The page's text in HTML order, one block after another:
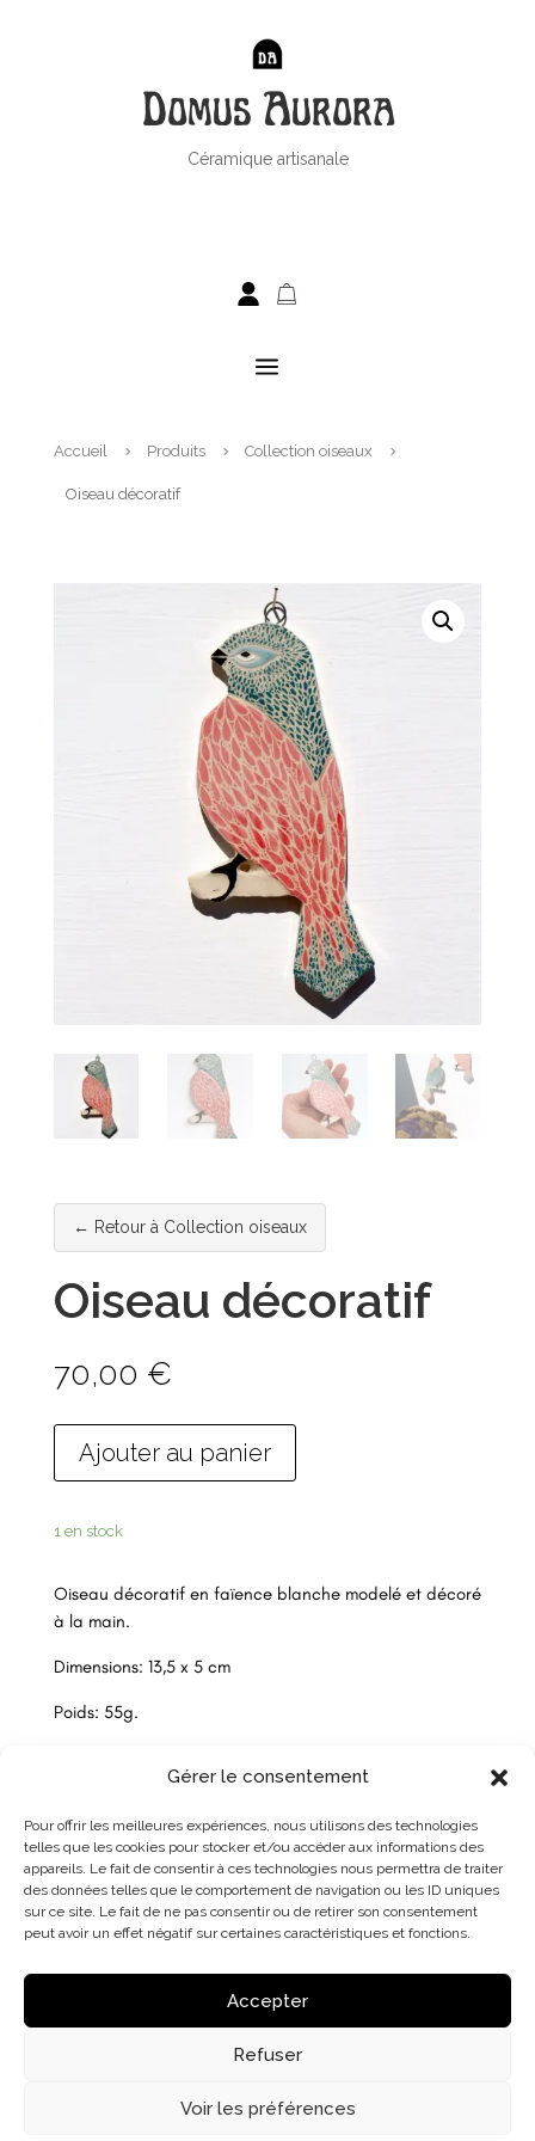
Gérer le consentement
Pour offrir les meilleures expériences, nous utilisons des technologies
telles que les cookies pour stocker et/ou accéder aux informations des
appareils. Le fait de consentir à ces technologies nous permettra de traiter
des données telles que le comportement de navigation ou les ID uniques
sur ce site. Le fait de ne pas consentir ou de retirer son consentement
peut avoir un effet négatif sur certaines caractéristiques et fonctions.
Accepter
Refuser
Voir les préférences
Domus Aurora
Céramique artisanale
a
Accueil 5 Produits 5 Collection oiseaux 5
Oiseau décoratif
← Retour à Collection oiseaux
Oiseau décoratif
70,00 €
Ajouter au panier
1 en stock
Oiseau décoratif en faïence blanche modelé et décoré
à la main.
Dimensions: 13,5 x 5 cm
Poids: 55g.